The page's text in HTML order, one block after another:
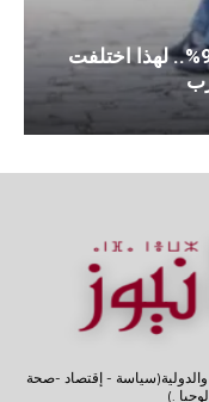
البطالة في المغرب تنخفض إلى 9.5%.. لهذا اختلفت
والدولية(سياسة - إقتصاد -صحة
.)